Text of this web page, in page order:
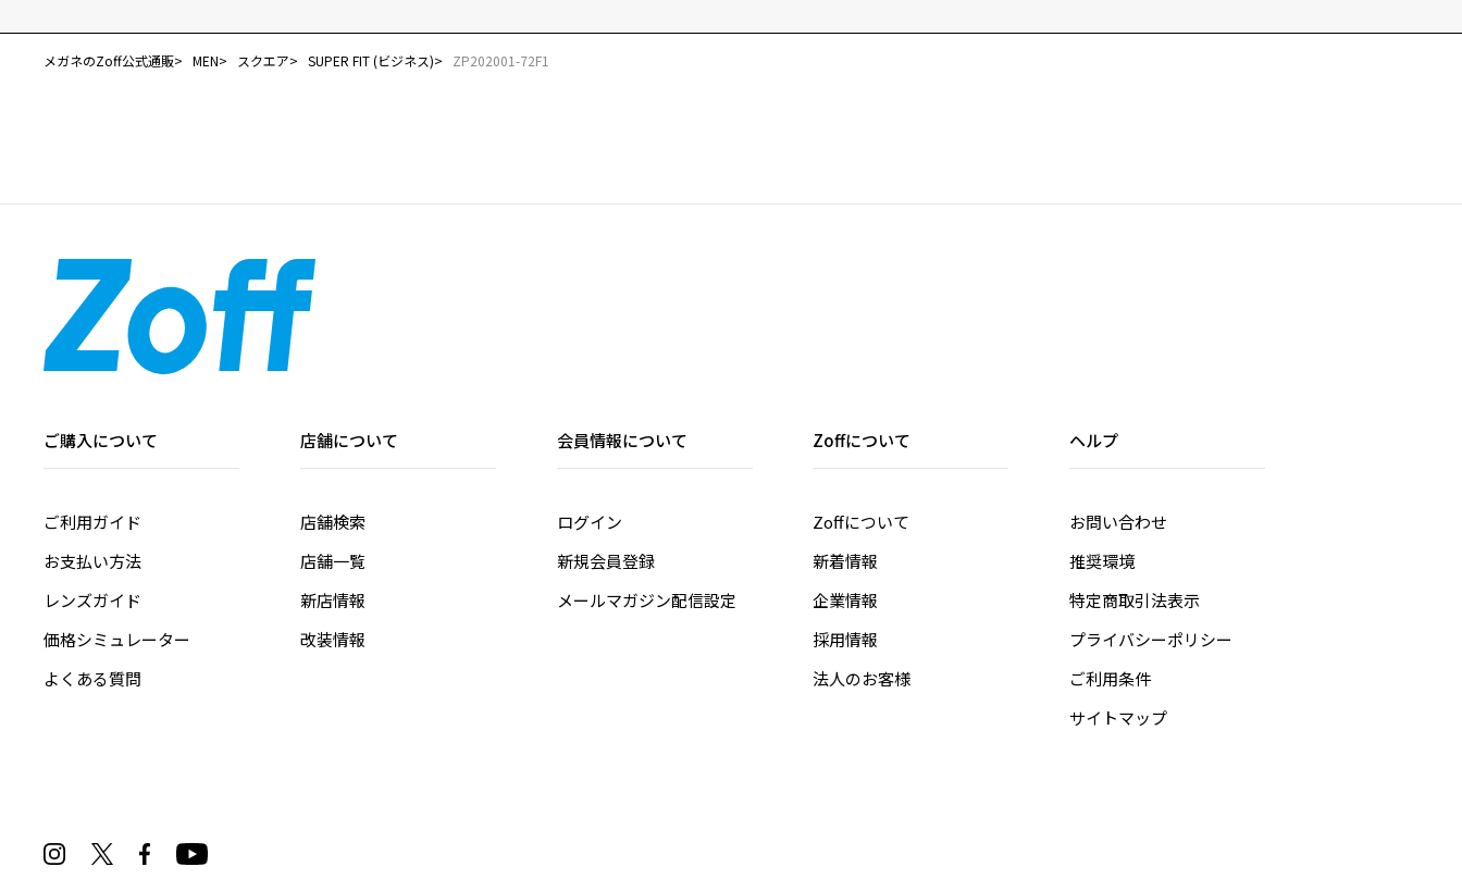
メガネのZoff公式通販 MEN スクエア SUPER FIT (ビジネス) ZP202001-72F1
ご購入について
ご利用ガイド
お支払い方法
レンズガイド
価格シミュレーター
よくある質問
店舗について
店舗検索
店舗一覧
新店情報
改装情報
会員情報について
ログイン
新規会員登録
メールマガジン配信設定
Zoffについて
Zoffについて
新着情報
企業情報
採用情報
法人のお客様
ヘルプ
お問い合わせ
推奨環境
特定商取引法表示
プライバシーポリシー
ご利用条件
サイトマップ